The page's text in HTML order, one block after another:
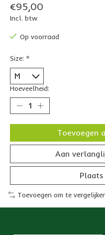
€95,00
Incl. btw
Op voorraad
Size: *
Hoeveelheid:
Toevoegen
Aan
Toevoegen om te